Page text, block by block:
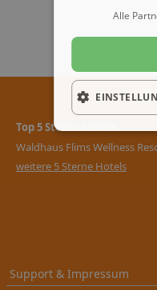
Top 5 Sterne Hotels
Waldhaus Flims Wellness
weitere 5 Sterne Hotels
Support & Impressum
Alle